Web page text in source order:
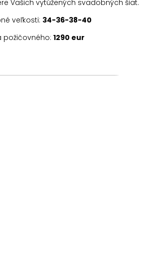
Vašich vytúžených svadobných šiat.
veľkosti: 34-36-38-40
požičovného: 1290 eur